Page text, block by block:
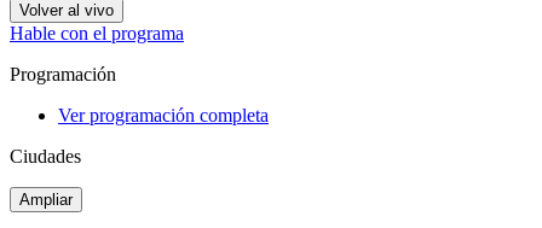
Volver al vivo
Hable con el programa
Programación
Ver programación completa
Ciudades
Ampliar